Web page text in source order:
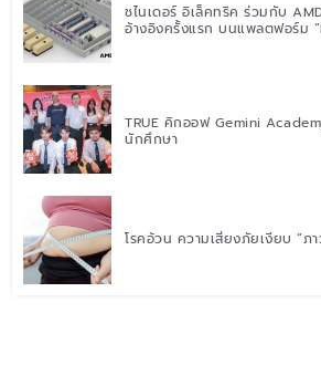
ชไนเดอร์ อิเล็คทริค ร่วมกับ
อ้างอิงครั้งแรก บนแพลตฟอร์ม
TRUE คิกออฟ Gemini
นักศึกษา
โรคอ้วน ความเสี่ยงภัยเงียบ “ภ